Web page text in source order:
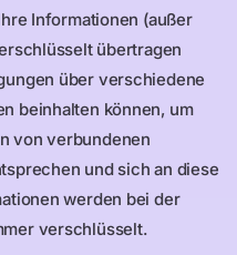
Informationen (außer
übertragen
über verschiedene
beinhalten können, um
von verbundenen
und sich an diese
werden bei der
verschlüsselt.